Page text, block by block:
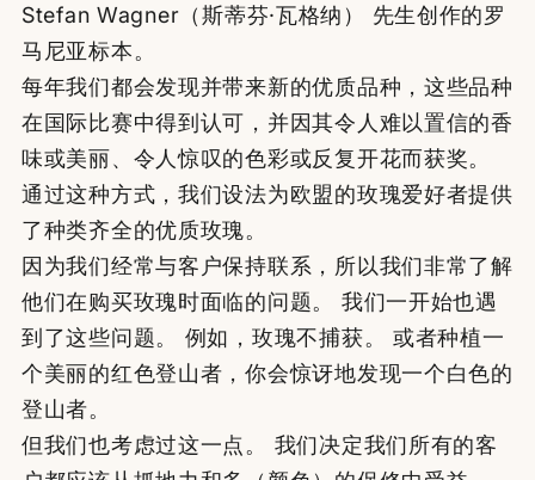
Stefan Wagner（斯蒂芬·瓦格纳） 先生创作的罗
马尼亚标本。
每年我们都会发现并带来新的优质品种，这些品种
在国际比赛中得到认可，并因其令人难以置信的香
味或美丽、令人惊叹的色彩或反复开花而获奖。
通过这种方式，我们设法为欧盟的玫瑰爱好者提供
了种类齐全的优质玫瑰。
因为我们经常与客户保持联系，所以我们非常了解
他们在购买玫瑰时面临的问题。 我们一开始也遇
到了这些问题。 例如，玫瑰不捕获。 或者种植一
个美丽的红色登山者，你会惊讶地发现一个白色的
登山者。
但我们也考虑过这一点。 我们决定我们所有的客